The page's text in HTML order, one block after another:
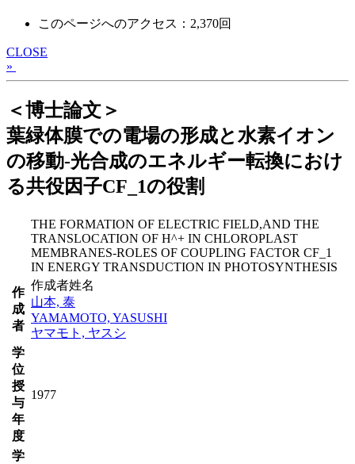
このページへのアクセス：2,370回
CLOSE
»
＜博士論文＞
葉緑体膜での電場の形成と水素イオン
の移動-光合成のエネルギー転換におけ
る共役因子CF_1の役割
THE FORMATION OF ELECTRIC FIELD,AND THE
TRANSLOCATION OF H^+ IN CHLOROPLAST
MEMBRANES-ROLES OF COUPLING FACTOR CF_1
IN ENERGY TRANSDUCTION IN PHOTOSYNTHESIS
作
成
者
作成者姓名
山本, 泰
YAMAMOTO, YASUSHI
ヤマモト, ヤスシ
学
位
授
与
年
度
1977
学